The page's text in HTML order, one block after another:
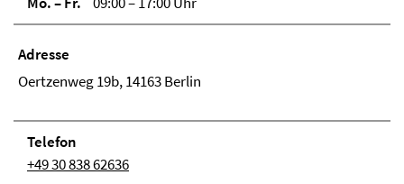
Adresse
Oertzenweg 19b, 14163 Berlin
Telefon
+49 30 838 62636